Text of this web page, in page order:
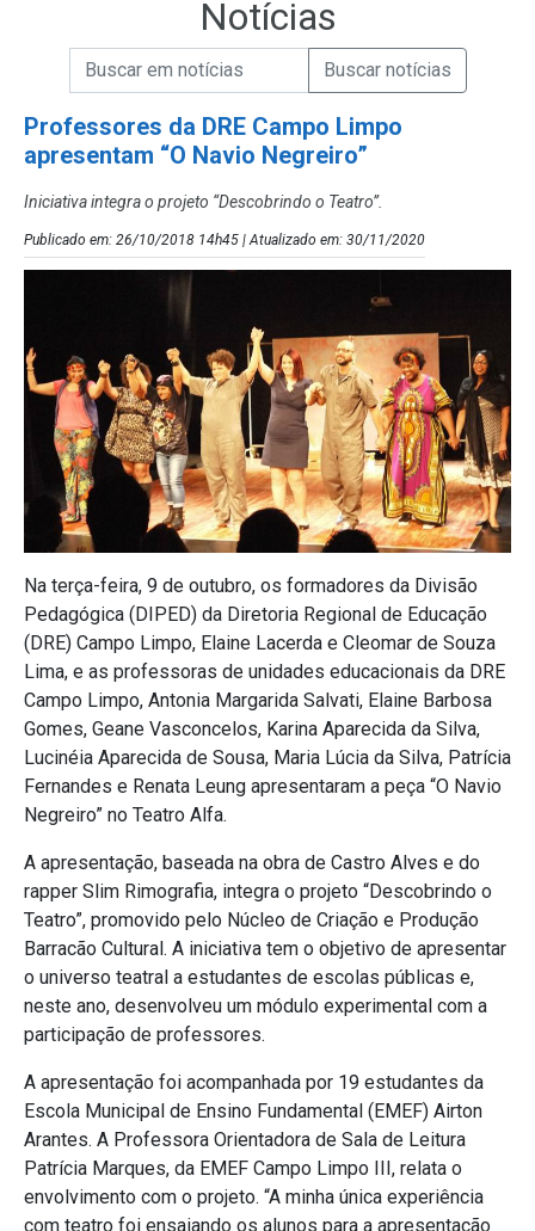
Notícias
Campo de Busca de Notícias
Campo de Busca de informaçõesEnviar a Busca de Notícias
Professores da DRE Campo Limpo
apresentam “O Navio Negreiro”
Iniciativa integra o projeto “Descobrindo o Teatro”.
Publicado em: 26/10/2018 14h45 | Atualizado em: 30/11/2020
Na terça-feira, 9 de outubro, os formadores da Divisão
Pedagógica (DIPED) da Diretoria Regional de Educação
(DRE) Campo Limpo, Elaine Lacerda e Cleomar de Souza
Lima, e as professoras de unidades educacionais da DRE
Campo Limpo, Antonia Margarida Salvati, Elaine Barbosa
Gomes, Geane Vasconcelos, Karina Aparecida da Silva,
Lucinéia Aparecida de Sousa, Maria Lúcia da Silva, Patrícia
Fernandes e Renata Leung apresentaram a peça “O Navio
Negreiro” no Teatro Alfa.
A apresentação, baseada na obra de Castro Alves e do
rapper Slim Rimografia, integra o projeto “Descobrindo o
Teatro”, promovido pelo Núcleo de Criação e Produção
Barracão Cultural. A iniciativa tem o objetivo de apresentar
o universo teatral a estudantes de escolas públicas e,
neste ano, desenvolveu um módulo experimental com a
participação de professores.
A apresentação foi acompanhada por 19 estudantes da
Escola Municipal de Ensino Fundamental (EMEF) Airton
Arantes. A Professora Orientadora de Sala de Leitura
Patrícia Marques, da EMEF Campo Limpo III, relata o
envolvimento com o projeto. “A minha única experiência
com teatro foi ensaiando os alunos para a apresentação